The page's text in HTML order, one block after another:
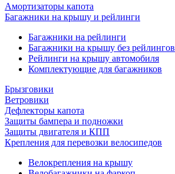
Амортизаторы капота
Багажники на крышу и рейлинги
Багажники на рейлинги
Багажники на крышу без рейлингов
Рейлинги на крышу автомобиля
Комплектующие для багажников
Брызговики
Ветровики
Дефлекторы капота
Защиты бампера и подножки
Защиты двигателя и КПП
Крепления для перевозки велосипедов
Велокрепления на крышу